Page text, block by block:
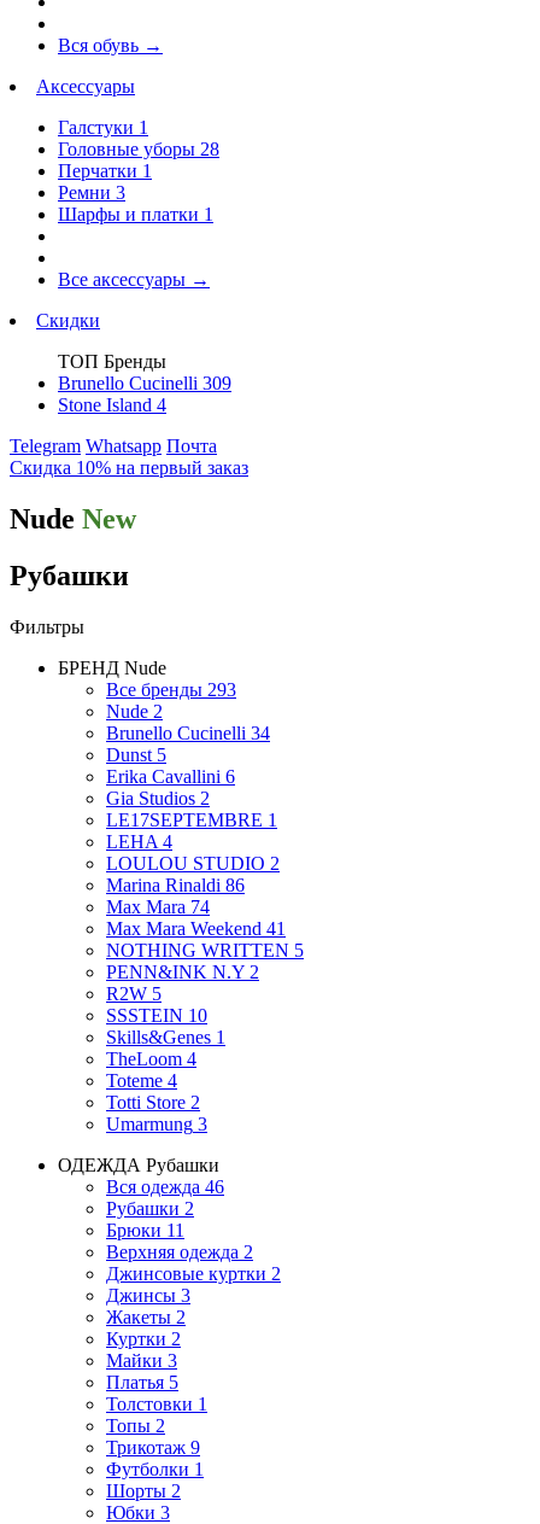
Вся обувь →
Аксессуары
Галстуки 1
Головные уборы 28
Перчатки 1
Ремни 3
Шарфы и платки 1
Все аксессуары →
Скидки
ТОП Бренды
Brunello Cucinelli 309
Stone Island 4
Telegram Whatsapp Почта
Скидка 10% на первый заказ
Nude New
Рубашки
Фильтры
БРЕНД Nude
Все бренды 293
Nude 2
Brunello Cucinelli 34
Dunst 5
Erika Cavallini 6
Gia Studios 2
LE17SEPTEMBRE 1
LEHA 4
LOULOU STUDIO 2
Marina Rinaldi 86
Max Mara 74
Max Mara Weekend 41
NOTHING WRITTEN 5
PENN&INK N.Y 2
R2W 5
SSSTEIN 10
Skills&Genes 1
TheLoom 4
Toteme 4
Totti Store 2
Umarmung 3
ОДЕЖДА Рубашки
Вся одежда 46
Рубашки 2
Брюки 11
Верхняя одежда 2
Джинсовые куртки 2
Джинсы 3
Жакеты 2
Куртки 2
Майки 3
Платья 5
Толстовки 1
Топы 2
Трикотаж 9
Футболки 1
Шорты 2
Юбки 3